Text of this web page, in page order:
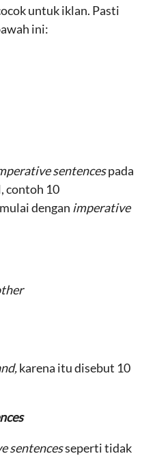
untuk iklan. Pasti
ini:
sentencespada
contoh 10
dengan imperative
karena itu disebut 10
sentencesseperti tidak